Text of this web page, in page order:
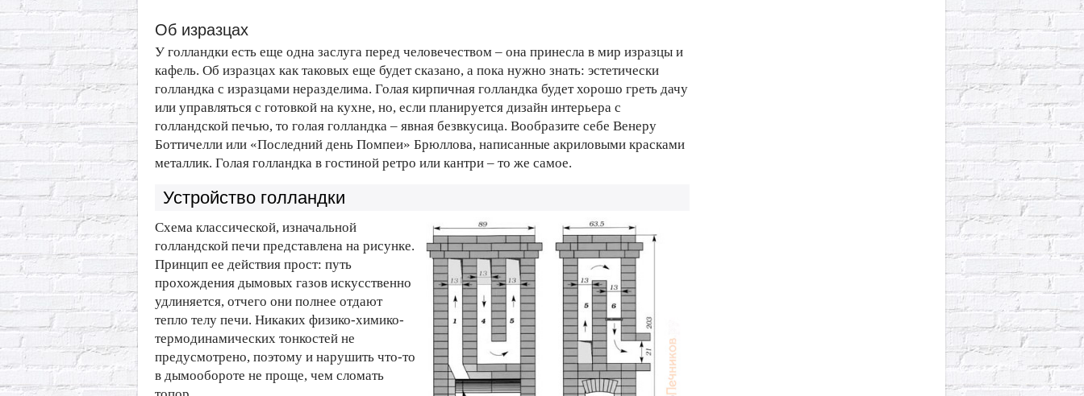
Об изразцах
У голландки есть еще одна заслуга перед человечеством – она принесла в мир изразцы и
кафель. Об изразцах как таковых еще будет сказано, а пока нужно знать: эстетически
голландка с изразцами неразделима. Голая кирпичная голландка будет хорошо греть дачу
или управляться с готовкой на кухне, но, если планируется дизайн интерьера с
голландской печью, то голая голландка – явная безвкусица. Вообразите себе Венеру
Боттичелли или «Последний день Помпеи» Брюллова, написанные акриловыми красками
металлик. Голая голландка в гостиной ретро или кантри – то же самое.
Устройство голландки
Схема классической, изначальной
голландской печи представлена на рисунке.
Принцип ее действия прост: путь
прохождения дымовых газов искусственно
удлиняется, отчего они полнее отдают
тепло телу печи. Никаких физико-химико-
термодинамических тонкостей не
предусмотрено, поэтому и нарушить что-то
в дымообороте не проще, чем сломать